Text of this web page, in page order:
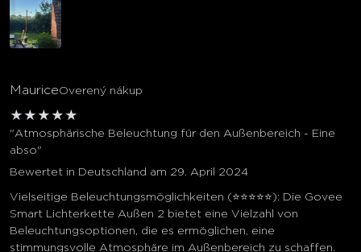
MauriceOverený nákup
★ ★ ★ ★ ★
"Atmosphärische Beleuchtung für den Außenbereich - Eine
abso"
Bewertet in Deutschland am 29. April 2024
Vielseitige Beleuchtungsmöglichkeiten (⭐⭐⭐⭐⭐): Die Govee
Smart Lichterkette Außen 2 bietet eine Vielzahl von
Beleuchtungsoptionen, die es ermöglichen, eine
stimmungsvolle Atmosphäre im Außenbereich zu schaffen.